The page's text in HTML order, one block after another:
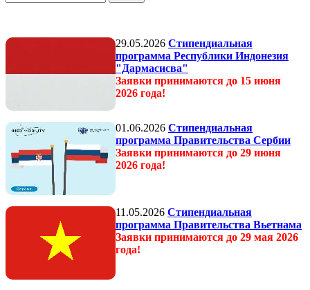
29.05.2026 Стипендиальная
программа Республики Индонезия
"Дармасисва"
Заявки принимаются до 15 июня
2026 года!
01.06.2026 Стипендиальная
программа Правительства Сербии
Заявки принимаются до 29 июня
2026 года!
11.05.2026 Стипендиальная
программа Правительства Вьетнама
Заявки принимаются до 29 мая 2026
года!